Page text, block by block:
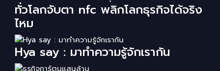
ทั่วโลกจับตา nfc พลิกโลกธุรกิจได้จริง
ไหม
Hya say : มาทำความรู้จักเรากัน